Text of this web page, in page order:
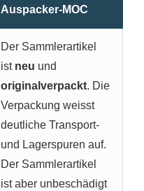
Auspacker-MOC
Der Sammlerartikel
ist neu und
originalverpackt. Die
Verpackung weisst
deutliche Transport-
und Lagerspuren auf.
Der Sammlerartikel
ist aber unbeschädigt